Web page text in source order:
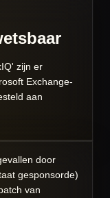
zijn er
Exchange-
aan
door
gesponsorde)
van